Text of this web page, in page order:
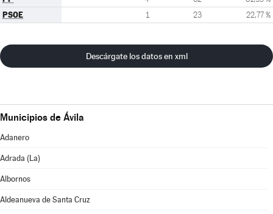
PSOE 1 23 22,77 %
Descárgate los datos en xml
Municipios de Ávila
Adanero
Adrada (La)
Albornos
Aldeanueva de Santa Cruz